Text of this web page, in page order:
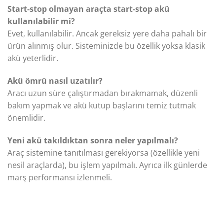
Start-stop olmayan araçta start-stop akü
kullanılabilir mi?
Evet, kullanılabilir. Ancak gereksiz yere daha pahalı bir
ürün alınmış olur. Sisteminizde bu özellik yoksa klasik
akü yeterlidir.
Akü ömrü nasıl uzatılır?
Aracı uzun süre çalıştırmadan bırakmamak, düzenli
bakım yapmak ve akü kutup başlarını temiz tutmak
önemlidir.
Yeni akü takıldıktan sonra neler yapılmalı?
Araç sistemine tanıtılması gerekiyorsa (özellikle yeni
nesil araçlarda), bu işlem yapılmalı. Ayrıca ilk günlerde
marş performansı izlenmeli.